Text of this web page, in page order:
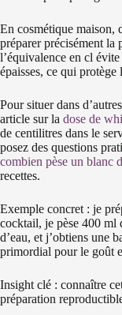
En cosmétique maison,
préparer précisément la
l’équivalence en cl
épaisses, ce qui
Pour situer dans
article sur la dose de
de centilitres dans le
posez des questions
combien pèse un blanc
recettes.
Exemple concret : je
cocktail, je pèse 400 ml
d’eau, et j’obtiens une
primordial pour le goût
Insight clé : connaître
préparation